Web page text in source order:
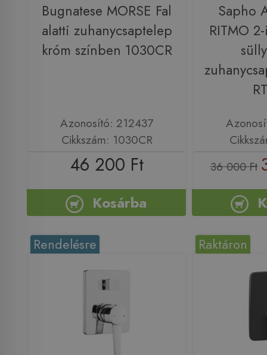
Bugnatese MORSE Fal
alatti zuhanycsaptelep
króm színben 1030CR
Azonosító: 212437
Cikkszám: 1030CR
46 200 Ft
Kosárba
Sapho
RITMO
36 000 Ft
Rendelésre Raktáron